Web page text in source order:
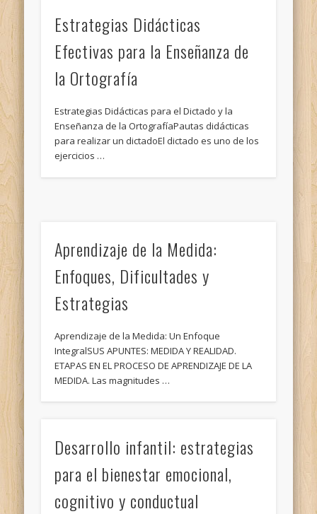
Estrategias Didácticas
Efectivas para la Enseñanza de
la Ortografía
Estrategias Didácticas para el Dictado y la
Enseñanza de la OrtografíaPautas didácticas
para realizar un dictadoEl dictado es uno de los
ejercicios …
Aprendizaje de la Medida:
Enfoques, Dificultades y
Estrategias
Aprendizaje de la Medida: Un Enfoque
IntegralSUS APUNTES: MEDIDA Y REALIDAD.
ETAPAS EN EL PROCESO DE APRENDIZAJE DE LA
MEDIDA. Las magnitudes …
Desarrollo infantil: estrategias
para el bienestar emocional,
cognitivo y conductual